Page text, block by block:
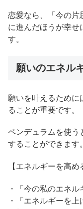
恋愛なら、「今の片
に進んだほうが幸せ
す。
願いのエネル
願いを叶えるために
ることが重要です。
ペンデュラムを使う
することができます。
【エネルギーを高め
・「今の私のエネル
・「エネルギーを